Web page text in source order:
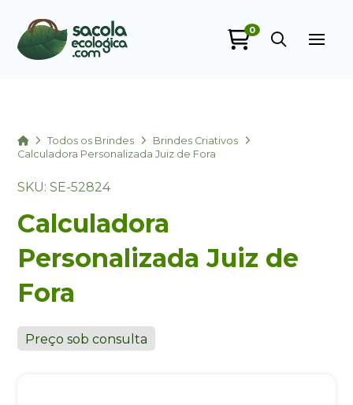
0
HomeTodos os Brindes
Brindes Criativos
Calculadora Personalizada Juiz de Fora
SKU: SE-52824
Calculadora
Personalizada Juiz de
Fora
Preço sob consulta
+55